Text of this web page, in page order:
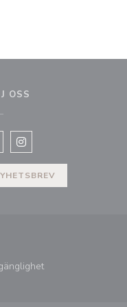
OSS
((öppnas i ett nytt
Instagram ((öppnas i
fönster))
fönster))
((öppnas i ett nytt fönster))